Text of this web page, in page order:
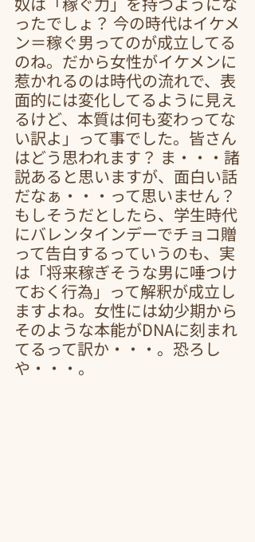
ったでしょ？ 今の時代はイケメ
ン＝稼ぐ男ってのが成立してる
のね。だから女性がイケメンに
惹かれるのは時代の流れで、表
面的には変化してるように見え
るけど、本質は何も変わってな
い訳よ」って事でした。皆さん
はどう思われます？ ま・・・諸
説あると思いますが、面白い話
だなぁ・・・って思いません？
もしそうだとしたら、学生時代
にバレンタインデーでチョコ贈
って告白するっていうのも、実
は「将来稼ぎそうな男に唾つけ
ておく行為」って解釈が成立し
ますよね。女性には幼少期から
そのような本能がDNAに刻まれ
てるって訳か・・・。恐ろし
や・・・。